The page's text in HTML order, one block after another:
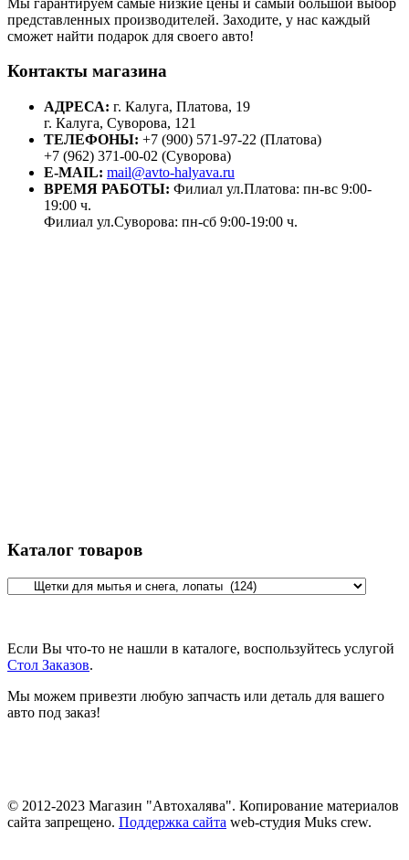
представленных производителей. Заходите, у нас каждый
сможет найти подарок для своего авто!
Контакты магазина
АДРЕСА: г. Калуга, Платова, 19
г. Калуга, Суворова, 121
ТЕЛЕФОНЫ: +7 (900) 571-97-22 (Платова)
+7 (962) 371-00-02 (Суворова)
E-MAIL: mail@avto-halyava.ru
ВРЕМЯ РАБОТЫ: Филиал ул.Платова: пн-вс 9:00-
19:00 ч.
Филиал ул.Суворова: пн-сб 9:00-19:00 ч.
Каталог товаров
Если Вы что-то не нашли в каталоге, воспользуйтесь услугой
Стол Заказов.
Мы можем привезти любую запчасть или деталь для вашего
авто под заказ!
© 2012-2023 Магазин "Автохалява". Копирование материалов
сайта запрещено. Поддержка сайта web-студия Muks crew.